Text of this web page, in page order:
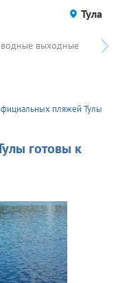
Тула
выходные
пляжей Тулы
готовы к